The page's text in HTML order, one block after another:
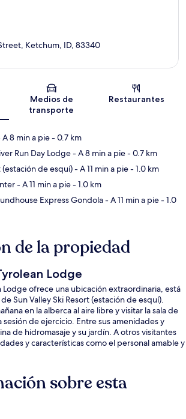
Sección del mapa
Ketchum, ID, 83340
Medios de
transporte
Restaurantes
A 8 min a pie- 0.7 km
Run Day Lodge- A 8 min a pie- 0.7 km
(estación de esquí)- A 11 min a pie- 1.0 km
- A 11 min a pie- 1.0 km
Express Gondola- A 11 min a pie- 1.0
de la propiedad
Lodge
Lodge ofrece una ubicación extraordinaria, está
Sun Valley Ski Resort (estación de esquí).
en la alberca al aire libre y visitar la sala de
de ejercicio. Entre sus amenidades y
de hidromasaje y su jardín. A otros visitantes
y características como el personal amable y
sobre esta